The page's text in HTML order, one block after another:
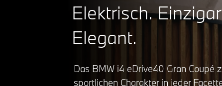
Elektrisch.
Elegant.
Das BMW i4 eDrive40 Gran Coupé
sportlichen Charakter in jeder